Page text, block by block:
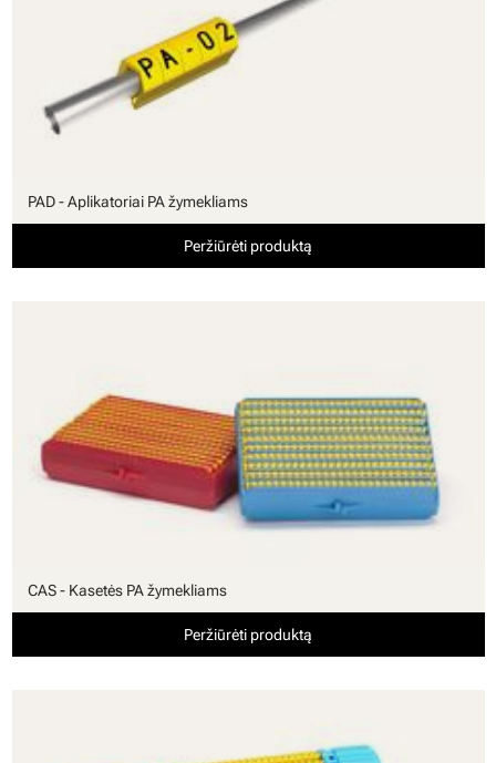
PAD - Aplikatoriai PA žymekliams
Peržiūrėti produktą
CAS - Kasetės PA žymekliams
Peržiūrėti produktą